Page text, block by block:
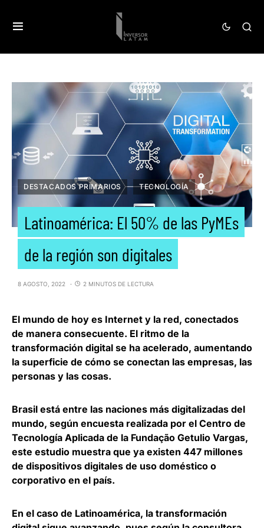
DESTACADOS PRIMARIOS TECNOLOGÍA
Latinoamérica: El 50% de las PyMEs
de la región son digitales
8 AGOSTO, 2022 2 MINUTOS DE LECTURA
El mundo de hoy es Internet y la red, conectados
de manera consecuente. El ritmo de la
transformación digital se ha acelerado, aumentando
la superficie de cómo se conectan las empresas, las
personas y las cosas.
Brasil está entre las naciones más digitalizadas del
mundo, según encuesta realizada por el Centro de
Tecnología Aplicada de la Fundação Getulio Vargas,
este estudio muestra que ya existen 447 millones
de dispositivos digitales de uso doméstico o
corporativo en el país.
En el caso de Latinoamérica, la transformación